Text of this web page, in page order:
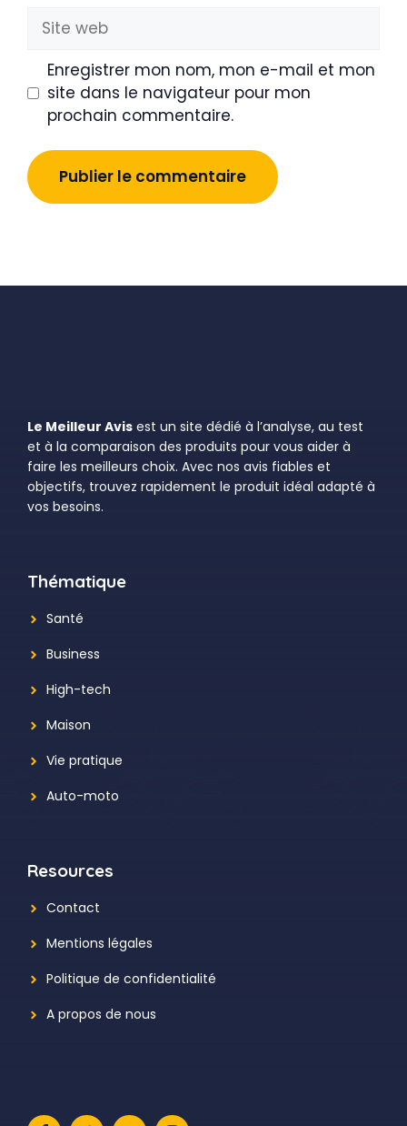
Site
web
Enregistrer mon nom, mon e-mail et mon
site dans le navigateur pour mon
prochain commentaire.
Le Meilleur Avis est un site dédié à l’analyse, au test
et à la comparaison des produits pour vous aider à
faire les meilleurs choix. Avec nos avis fiables et
objectifs, trouvez rapidement le produit idéal adapté à
vos besoins.
Thématique
Santé
Business
High-tech
Maison
Vie pratique
Auto-moto
Resources
Contact
Mentions légales
Politique de confidentialité
A propos de nous